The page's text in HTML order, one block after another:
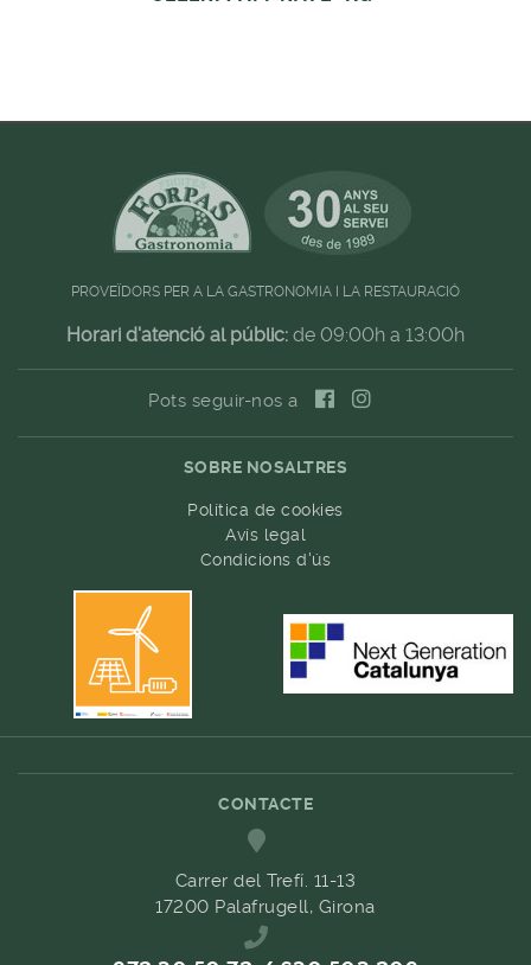
PROVEÏDORS PER A LA GASTRONOMIA I LA RESTAURACIÓ
Horari d'atenció al públic: de 09:00h a 13:00h
Pots seguir-nos a
SOBRE NOSALTRES
Política de cookies
Avís legal
Condicions d'ús
CONTACTE
Carrer del Trefí. 11-13
17200 Palafrugell, Girona